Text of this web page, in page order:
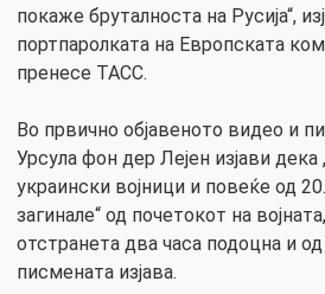
покаже бруталноста на Русија“,
портпаролката на Европската
пренесе ТАСС.
Во првично објавеното видео и
Урсула фон дер Лејен изјави
украински војници и повеќе од
загинале“ од почетокот на
отстранета два часа подоцна и
писмената изјава.